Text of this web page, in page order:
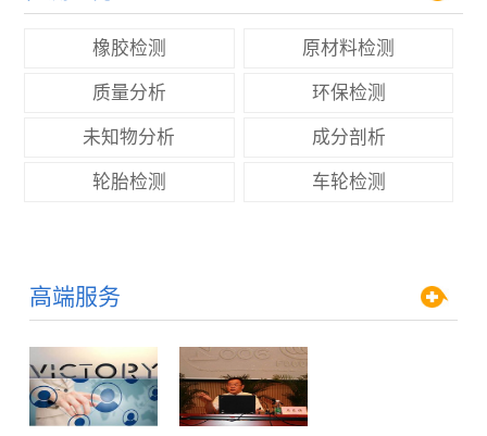
橡胶检测 原材料检测
质量分析 环保检测
未知物分析 成分剖析
轮胎检测 车轮检测
高端服务